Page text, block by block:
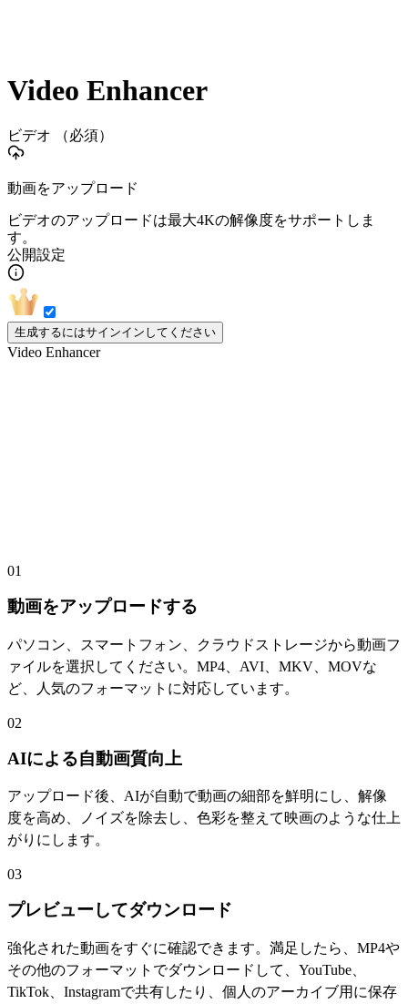
Video Enhancer
ビデオ （必須）
動画をアップロード
ビデオのアップロードは最大4Kの解像度をサポートしま
す。
公開設定
生成するにはサインインしてください
Video Enhancer
01
動画をアップロードする
パソコン、スマートフォン、クラウドストレージから動画フ
ァイルを選択してください。MP4、AVI、MKV、MOVな
ど、人気のフォーマットに対応しています。
02
AIによる自動画質向上
アップロード後、AIが自動で動画の細部を鮮明にし、解像
度を高め、ノイズを除去し、色彩を整えて映画のような仕上
がりにします。
03
プレビューしてダウンロード
強化された動画をすぐに確認できます。満足したら、MP4や
その他のフォーマットでダウンロードして、YouTube、
TikTok、Instagramで共有したり、個人のアーカイブ用に保存